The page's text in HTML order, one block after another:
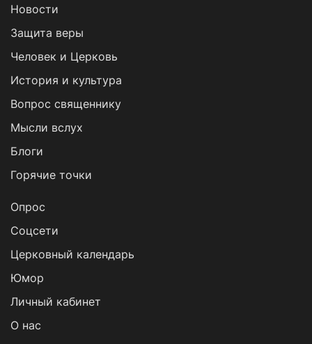
Новости
Защита веры
Человек и Церковь
История и культура
Вопрос священнику
Мысли вслух
Блоги
Горячие точки
Опрос
Cоцсети
Церковный календарь
Юмор
Личный кабинет
О нас